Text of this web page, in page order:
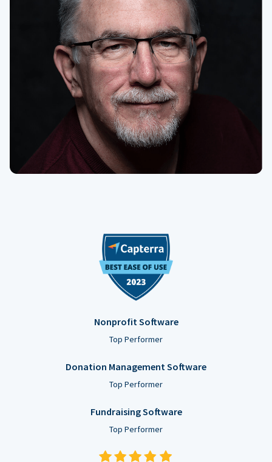
Nonprofit Software
Top Performer
Donation Management Software
Top Performer
Fundraising Software
Top Performer